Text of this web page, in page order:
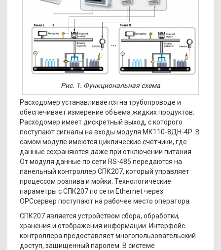
Рис. 1. Функциональная схема
Расходомер устанавливается на трубопроводе и
обеспечивает измерение объема жидких продуктов.
Расходомер имеет дискретный выход, с которого
поступают сигналы на входы модуля МК110-8ДН-4Р. В
самом модуле имеются циклические счетчики, где
данные сохраняются даже при отключении питания.
От модуля данные по сети RS-485 передаются на
панельный контроллер СПК207, который управляет
процессом розлива и мойки. Технологические
параметры с СПК207 по сети Ethernet через
OPCсервер поступают на рабочее место оператора.
СПК207 является устройством сбора, обработки,
хранения и отображения информации. Интерфейс
контроллера предоставляет многопользовательский
доступ, защищенный паролем. В системе